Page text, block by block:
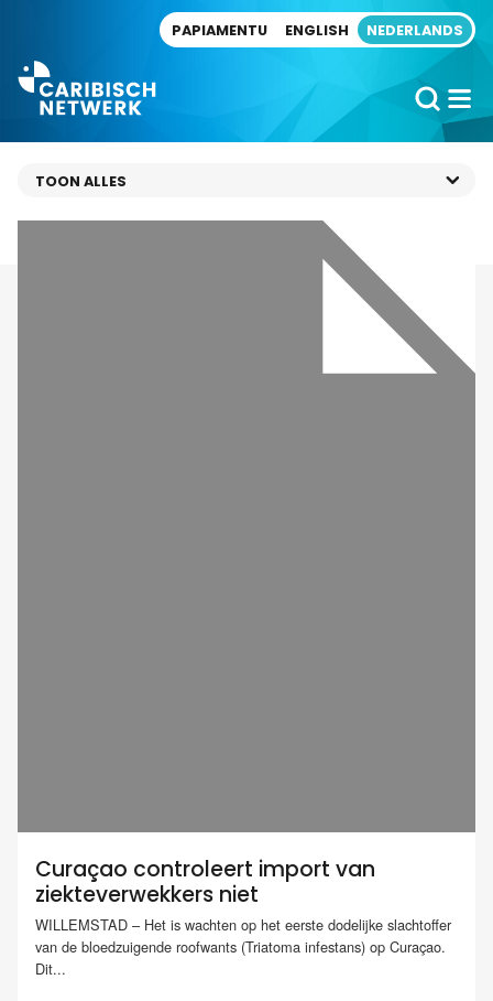
PAPIAMENTU ENGLISH NEDERLANDS
Curaçao controleert import van
ziekteverwekkers niet
WILLEMSTAD – Het is wachten op het eerste dodelijke slachtoffer
van de bloedzuigende roofwants (Triatoma infestans) op Curaçao.
Dit...